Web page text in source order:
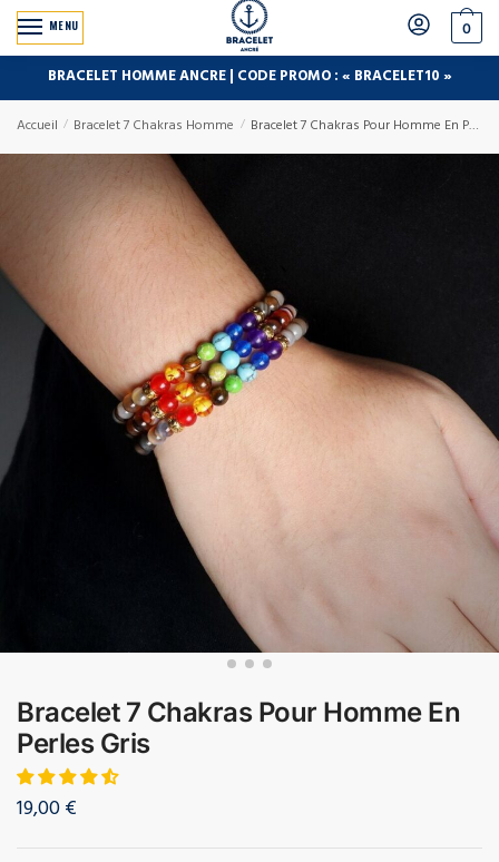
MENU 0
BRACELET HOMME ANCRE | CODE PROMO : « BRACELET10 »
Accueil / Bracelet 7 Chakras Homme / Bracelet 7 Chakras Pour Homme En Perles Gris
Bracelet 7 Chakras Pour Homme En
Perles Gris
19,00€